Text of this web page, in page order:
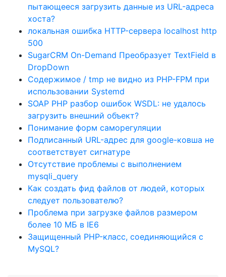
пытающееся загрузить данные из URL-адреса
хоста?
локальная ошибка HTTP-сервера localhost http
500
SugarCRM On-Demand Преобразует TextField в
DropDown
Содержимое / tmp не видно из PHP-FPM при
использовании Systemd
SOAP PHP разбор ошибок WSDL: не удалось
загрузить внешний объект?
Понимание форм саморегуляции
Подписанный URL-адрес для google-ковша не
соответствует сигнатуре
Отсутствие проблемы с выполнением
mysqli_query
Как создать фид файлов от людей, которых
следует пользователю?
Проблема при загрузке файлов размером
более 10 МБ в IE6
Защищенный PHP-класс, соединяющийся с
MySQL?